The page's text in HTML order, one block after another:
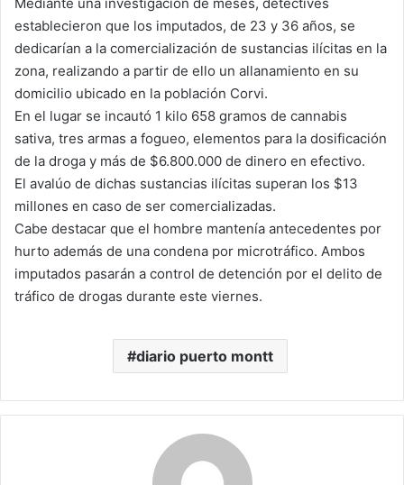
establecieron que los imputados, de 23 y 36 años, se
dedicarían a la comercialización de sustancias ilícitas en la
zona, realizando a partir de ello un allanamiento en su
domicilio ubicado en la población Corvi.
En el lugar se incautó 1 kilo 658 gramos de cannabis
sativa, tres armas a fogueo, elementos para la dosificación
de la droga y más de $6.800.000 de dinero en efectivo.
El avalúo de dichas sustancias ilícitas superan los $13
millones en caso de ser comercializadas.
Cabe destacar que el hombre mantenía antecedentes por
hurto además de una condena por microtráfico. Ambos
imputados pasarán a control de detención por el delito de
tráfico de drogas durante este viernes.
diario puerto montt